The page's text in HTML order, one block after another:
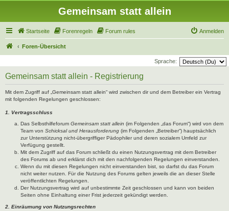
Gemeinsam statt allein
Startseite Forenregeln Forum rules Anmelden
Foren-Übersicht
Sprache:
Gemeinsam statt allein - Registrierung
Mit dem Zugriff auf „Gemeinsam statt allein“ wird zwischen dir und dem Betreiber ein Vertrag
mit folgenden Regelungen geschlossen:
1. Vertragsschluss
Das Selbsthilfeforum Gemeinsam statt allein (im Folgenden „das Forum“) wird von dem
Team von Schicksal und Herausforderung (im Folgenden „Betreiber“) hauptsächlich
zur Unterstützung nicht-übergriffiger Pädophiler und deren sozialem Umfeld zur
Verfügung gestellt.
Mit dem Zugriff auf das Forum schließt du einen Nutzungsvertrag mit dem Betreiber
des Forums ab und erklärst dich mit den nachfolgenden Regelungen einverstanden.
Wenn du mit diesen Regelungen nicht einverstanden bist, so darfst du das Forum
nicht weiter nutzen. Für die Nutzung des Forums gelten jeweils die an dieser Stelle
veröffentlichten Regelungen.
Der Nutzungsvertrag wird auf unbestimmte Zeit geschlossen und kann von beiden
Seiten ohne Einhaltung einer Frist jederzeit gekündigt werden.
2. Einräumung von Nutzungsrechten